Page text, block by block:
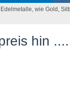
Edelmetalle, wie Gold,
hin